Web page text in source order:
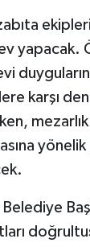
yapacak.
karşı
yönelik